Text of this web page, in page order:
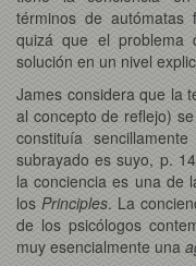
términos de autómatas
quizá que el problema
solución en un nivel
James considera que la
al concepto de reflejo)
constituía sencillamente
subrayado es suyo, p.
la conciencia es una de
los Principles. La
de los psicólogos
muy esencialmente una